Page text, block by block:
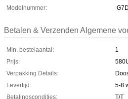
Modelnummer:
Betalen & Verzenden Algemene
Min. bestelaantal:
1
Prijs:
Verpakking Details:
Levertijd:
5-8
Betalingscondities:
T/T